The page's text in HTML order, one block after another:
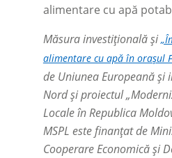
alimentare cu apă
Măsura investițională și
alimentare cu apă în orașul
de Uniunea Europeană și
Nord și proiectul
Locale în Republica
MSPL este finanțat de
Cooperare Economică și